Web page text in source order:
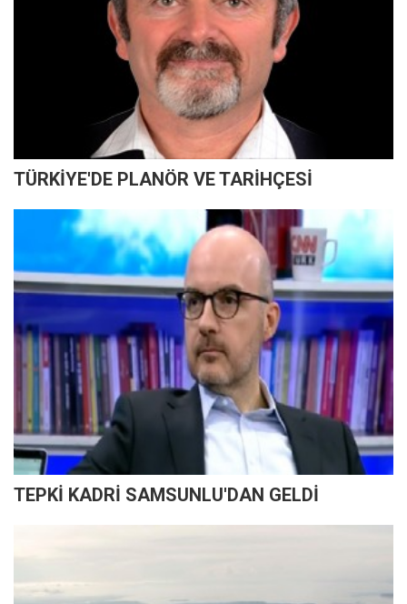
TÜRKİYE'DE PLANÖR VE TARİHÇESİ
TEPKİ KADRİ SAMSUNLU'DAN GELDİ